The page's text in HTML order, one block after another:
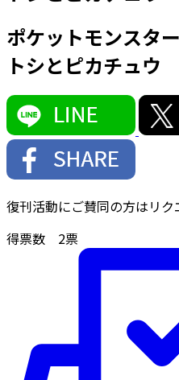
ポケットモンスタ
トシとピカチュウ
復刊活動にご賛同の方はリク
得票数 2票